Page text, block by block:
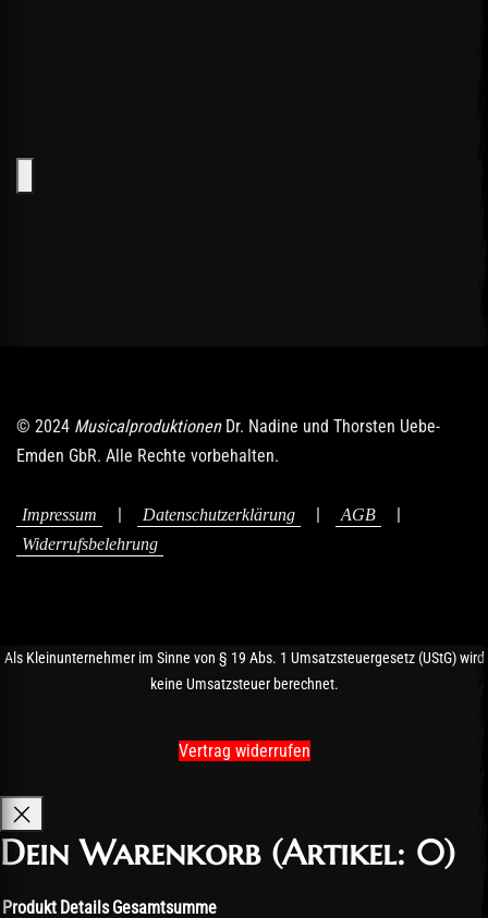
© 2024 MusicalproduktionenDr. Nadine und Thorsten Uebe-
Emden GbR. Alle Rechte vorbehalten.
Impressum Datenschutzerklärung AGB
Widerrufsbelehrung
Als Kleinunternehmer im Sinne von § 19 Abs. 1 Umsatzsteuergesetz (UStG) wird
keine Umsatzsteuer berechnet.
Vertrag widerrufen
Dein Warenkorb (Artikel: 0)
Produkt Details Gesamtsumme